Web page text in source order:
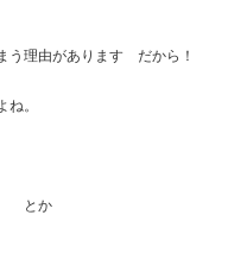
・
りません。
いる方は
辺の痛み など
す。
いくと